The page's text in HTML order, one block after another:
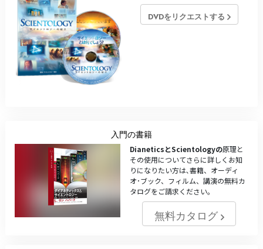
DVDをリクエストする
入門の書籍
DianeticsとScientologyの原理と
その使用についてさらに詳しくお知
りになりたい方は､書籍、オーディ
オ･ブック、フィルム、講演の無料カ
タログをご請求ください。
無料カタログ